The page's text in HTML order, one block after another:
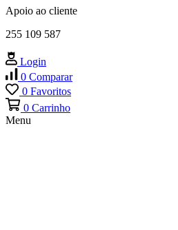
Apoio ao cliente
255 109 587
Login
0 Comparar
0 Favoritos
0 Carrinho
Menu